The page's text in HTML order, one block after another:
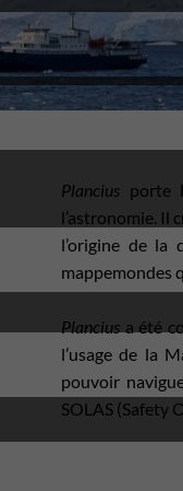
Plancius porte
l’astronomie. Il
l’origine de la
mappemondes
Plancius a été
l’usage de la
pouvoir
SOLAS (Safety